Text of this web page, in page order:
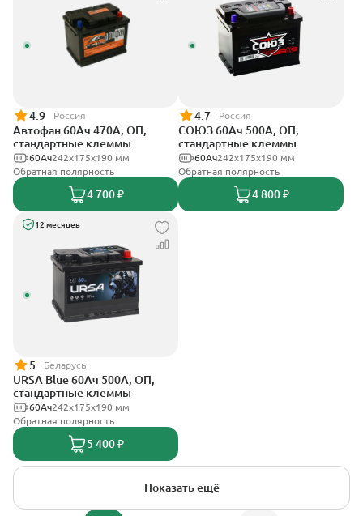
4.9 Россия
Автофан 60Ач 470А, ОП,
стандартные клеммы
242х175х190 мм
60Ач
Обратная полярность
4 700 ₽
4.7 Россия
СОЮЗ 60Ач 500А, ОП,
стандартные клеммы
242x175x190 мм
60Ач
Обратная полярность
4 800 ₽
12 месяцев
5 Беларусь
URSA Blue 60Ач 500А, ОП,
стандартные клеммы
242х175х190 мм
60Ач
Обратная полярность
5 400 ₽
Показать ещё